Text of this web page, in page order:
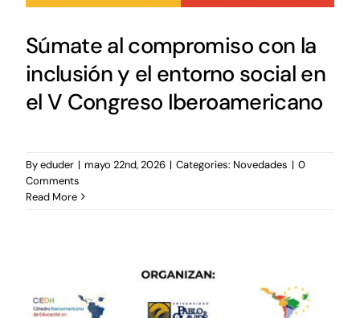
Súmate al compromiso con la
inclusión y el entorno social en
el V Congreso Iberoamericano
Byeduder | mayo 22nd, 2026 | Categories: Novedades | 0
Comments
Read More